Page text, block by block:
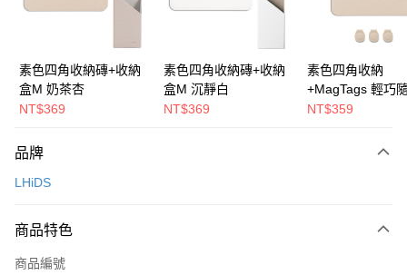
全盈+PAY
大哥付你分期
相關說明
1.本服務由台灣大哥大提供，台灣大哥大用戶可立即使用無須另外申請。
流程，驗證手機門號後，選擇欲分期的期數、繳款截止日，確認付款後即完
4.訂單成立30分鐘內，如未前往確認交易或遇審核未通過，訂單將自動取
法說明評估內容。
ATM付款
宅配【父親節大回饋】限時$299免運
素色四角收納磚+收納
盒M 奶茶杏
NT$369
素色四角收納磚+收納
盒M 沉靜白
NT$369
素色四角收納
+MagTags 輕巧
(3入組) 奶茶杏
NT$359
品牌
LHiDS
商品特色
商品編號